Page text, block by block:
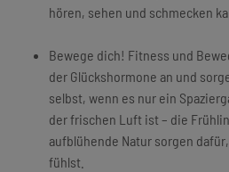
hören, sehen und schmecken
Bewege dich! Fitness und
der Glückshormone an und
selbst, wenn es nur ein
der frischen Luft ist – die
aufblühende Natur sorgen
fühlst.